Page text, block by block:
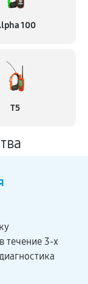
100
T5
течение 3-х